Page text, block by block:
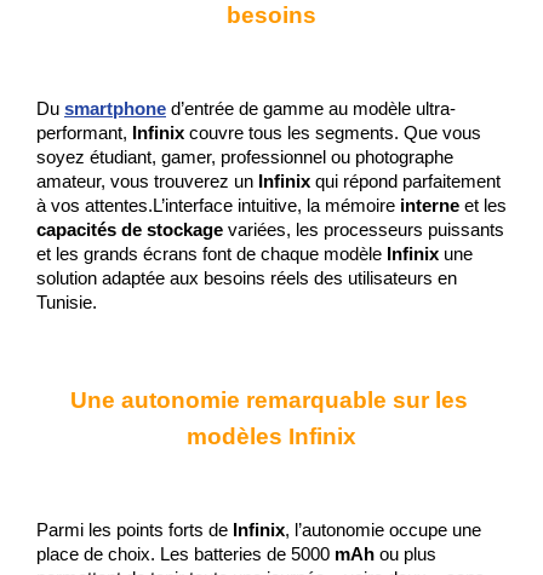
besoins
Du smartphone d’entrée de gamme au modèle ultra-
performant,
Infinix couvre tous les segments. Que vous
soyez étudiant, gamer, professionnel ou photographe
amateur, vous trouverez un Infinix qui répond parfaitement
à vos attentes.L’interface intuitive, la mémoire interne et les
capacités de stockage variées, les processeurs puissants
et les grands écrans font de chaque modèle Infinix une
solution adaptée aux besoins réels des utilisateurs en
Tunisie.
Une autonomie remarquable sur les
modèles Infinix
Parmi les points forts de Infinix, l’autonomie occupe une
place de choix. Les batteries de 5000 mAh ou plus